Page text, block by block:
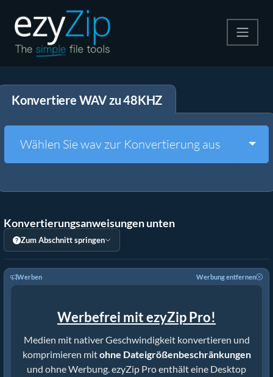
Entpacken
Weitere Tools
Konvertiere WAV zu 48KHZ
Wählen Sie wav zur Konvertierung aus
Konvertierungsanweisungen unten
Zum Abschnitt springen
Werben Werbung entfernen
Werbefrei mit ezyZip Pro!
Medien mit nativer Geschwindigkeit konvertieren und
komprimieren mitohne Dateigrößenbeschränkungen
und ohne Werbung. ezyZip Pro enthält eine Desktop